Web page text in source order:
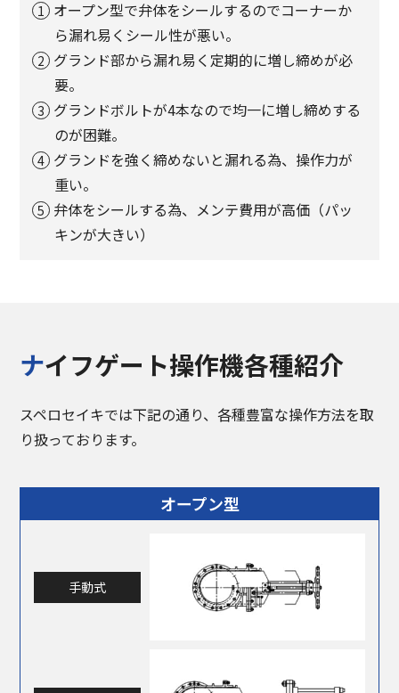
オープン型で弁体をシールするのでコーナーか
ら漏れ易くシール性が悪い。
グランド部から漏れ易く定期的に増し締めが必
要。
グランドボルトが4本なので均一に増し締めする
のが困難。
グランドを強く締めないと漏れる為、操作力が
重い。
弁体をシールする為、メンテ費用が高価（パッ
キンが大きい）
ナイフゲート操作機各種紹介
スペロセイキでは下記の通り、各種豊富な操作方法を取
り扱っております。
オープン型
手動式